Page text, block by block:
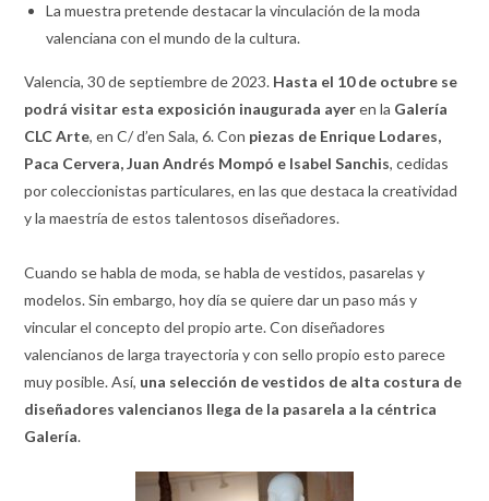
La muestra pretende destacar la vinculación de la moda
valenciana con el mundo de la cultura.
Valencia, 30 de septiembre de 2023. Hasta el 10 de octubre se
podrá visitar esta exposición inaugurada ayeren la Galería
CLC Arte, en C/ d’en Sala, 6. Con piezas de Enrique Lodares,
Paca Cervera, Juan Andrés Mompó e Isabel Sanchis, cedidas
por coleccionistas particulares, en las que destaca la creatividad
y la maestría de estos talentosos diseñadores.
Cuando se habla de moda, se habla de vestidos, pasarelas y
modelos. Sin embargo, hoy día se quiere dar un paso más y
vincular el concepto del propio arte. Con diseñadores
valencianos de larga trayectoria y con sello propio esto parece
muy posible. Así, una selección de vestidos de alta costura de
diseñadores valencianos llega de la pasarela a la céntrica
Galería.